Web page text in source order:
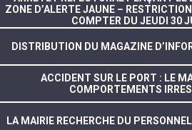
ZONE D’ALERTE JAUNE –
COMPTER DU JEUDI 30
DISTRIBUTION DU MAGAZINE
ACCIDENT SUR LE PORT : LE
COMPORTEMENTS
LA MAIRIE RECHERCHE DU